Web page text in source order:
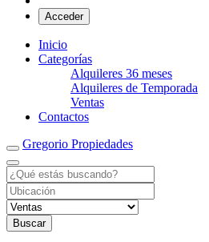
Acceder
Inicio
Categorías
Alquileres 36 meses
Alquileres de Temporada
Ventas
Contactos
Gregorio Propiedades
Buscar